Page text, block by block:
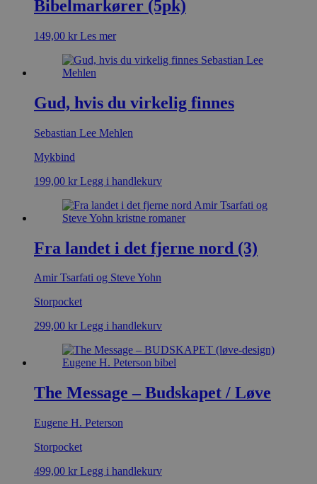
Bibelmarkører (5pk)
149,00 kr Les mer
Gud, hvis du virkelig finnes
Sebastian Lee Mehlen
Mykbind
199,00 kr Legg i handlekurv
Fra landet i det fjerne nord (3)
Amir Tsarfati og Steve Yohn
Storpocket
299,00 kr Legg i handlekurv
The Message – Budskapet / Løve
Eugene H. Peterson
Storpocket
499,00 kr Legg i handlekurv